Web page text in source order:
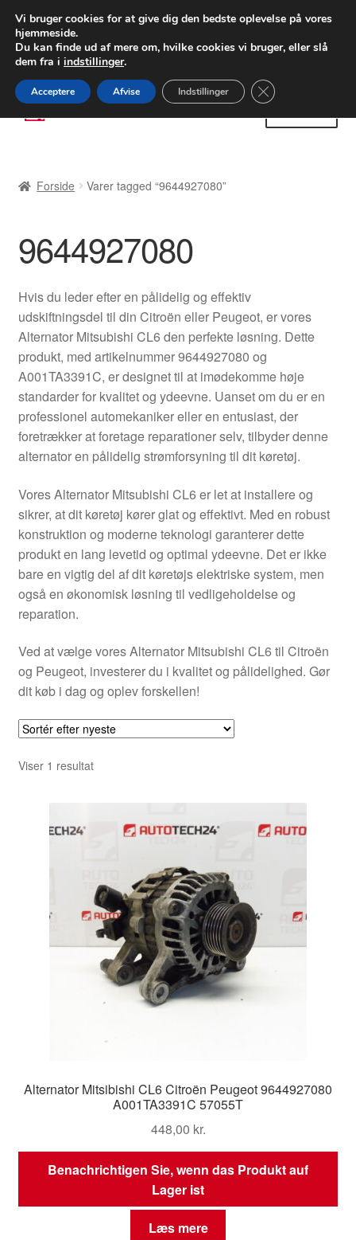
LEVERING fra 55 kr.
FEDEX verdensomspændende forsendelse
80 82 72 02
Spring
til
Spring
til
Betalinger
Kasse
Klageprocedure
Kontakte
Kurv
Levering
Min Konto
Om os
Privatlivspolitik
Vilkår og betingelser
Forside Varer tagged “9644927080”
9644927080
Hvis du leder efter en pålidelig og effektiv
udskiftningsdel til din Citroën eller Peugeot, er vores
Alternator Mitsubishi CL6 den perfekte løsning. Dette
produkt, med artikelnummer 9644927080 og
A001TA3391C, er designet til at imødekomme høje
standarder for kvalitet og ydeevne. Uanset om du er en
professionel automekaniker eller en entusiast, der
foretrækker at foretage reparationer selv, tilbyder denne
alternator en pålidelig strømforsyning til dit køretøj.
Vores Alternator Mitsubishi CL6 er let at installere og
sikrer, at dit køretøj kører glat og effektivt. Med en robust
konstruktion og moderne teknologi garanterer dette
produkt en lang levetid og optimal ydeevne. Det er ikke
bare en vigtig del af dit køretøjs elektriske system, men
også en økonomisk løsning til vedligeholdelse og
reparation.
Ved at vælge vores Alternator Mitsubishi CL6 til Citroën
og Peugeot, investerer du i kvalitet og pålidelighed. Gør
dit køb i dag og oplev forskellen!
Viser 1 resultat
Alternator Mitsibishi CL6 Citroën Peugeot 9644927080
A001TA3391C 57055T
448,00 kr.
Benachrichtigen Sie, wenn das Produkt auf
Lager ist
Læs mere
Vi bruger cookies for at give dig den bedste oplevelse på vores
hjemmeside.
Du kan finde ud af mere om, hvilke cookies vi bruger, eller slå
dem fra i indstillinger.
Acceptere Afvise Indstillinger Close GDPR